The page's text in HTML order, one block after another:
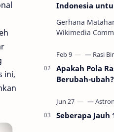
ini,
Indonesia
Gerhana
Wikimedia Commons Info
gerhana
22…
Apakah Pola
Berubah-ubah?
Seberapa Jauh